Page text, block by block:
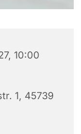
10:00
1, 45739